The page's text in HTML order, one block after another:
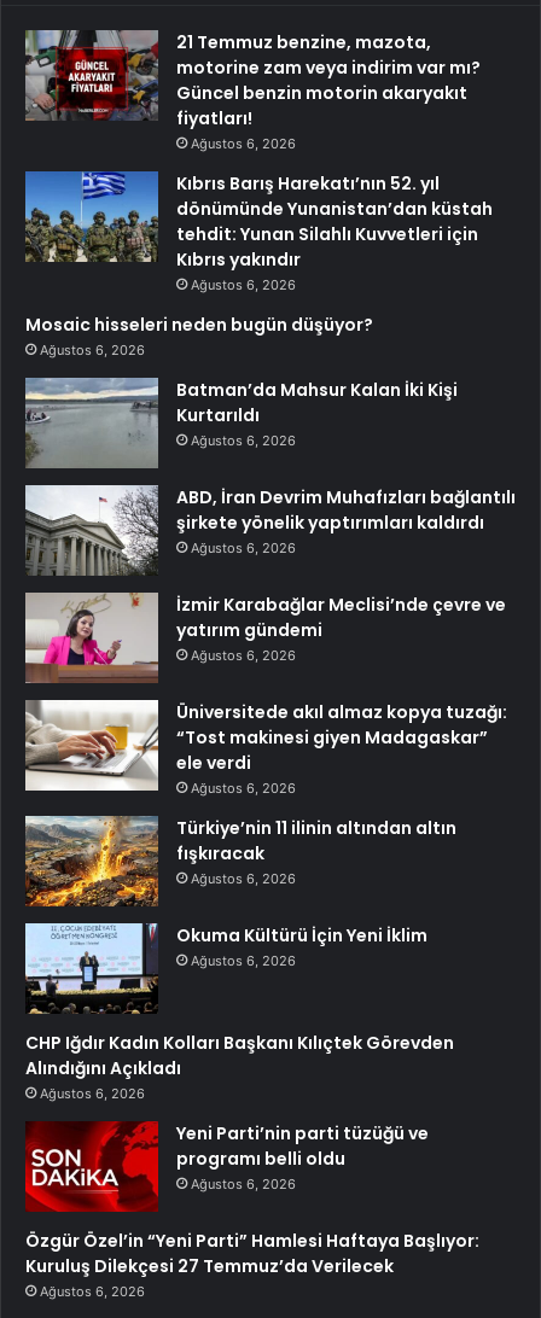
21 Temmuz benzine, mazota,
motorine zam veya indirim var mı?
Güncel benzin motorin akaryakıt
fiyatları!
Ağustos 6, 2026
Kıbrıs Barış Harekatı’nın 52. yıl
dönümünde Yunanistan’dan küstah
tehdit: Yunan Silahlı Kuvvetleri için
Kıbrıs yakındır
Ağustos 6, 2026
Mosaic hisseleri neden bugün düşüyor?
Ağustos 6, 2026
Batman’da Mahsur Kalan İki Kişi
Kurtarıldı
Ağustos 6, 2026
ABD, İran Devrim Muhafızları bağlantılı
şirkete yönelik yaptırımları kaldırdı
Ağustos 6, 2026
İzmir Karabağlar Meclisi’nde çevre ve
yatırım gündemi
Ağustos 6, 2026
Üniversitede akıl almaz kopya tuzağı:
“Tost makinesi giyen Madagaskar”
ele verdi
Ağustos 6, 2026
Türkiye’nin 11 ilinin altından altın
fışkıracak
Ağustos 6, 2026
Okuma Kültürü İçin Yeni İklim
Ağustos 6, 2026
CHP Iğdır Kadın Kolları Başkanı Kılıçtek Görevden
Alındığını Açıkladı
Ağustos 6, 2026
Yeni Parti’nin parti tüzüğü ve
programı belli oldu
Ağustos 6, 2026
Özgür Özel’in “Yeni Parti” Hamlesi Haftaya Başlıyor:
Kuruluş Dilekçesi 27 Temmuz’da Verilecek
Ağustos 6, 2026